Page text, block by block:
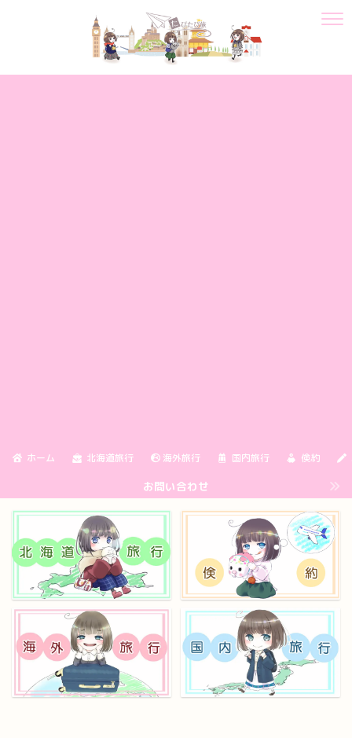
ホーム 北海道旅行 海外旅行 国内旅行 倹約
お問い合わせ